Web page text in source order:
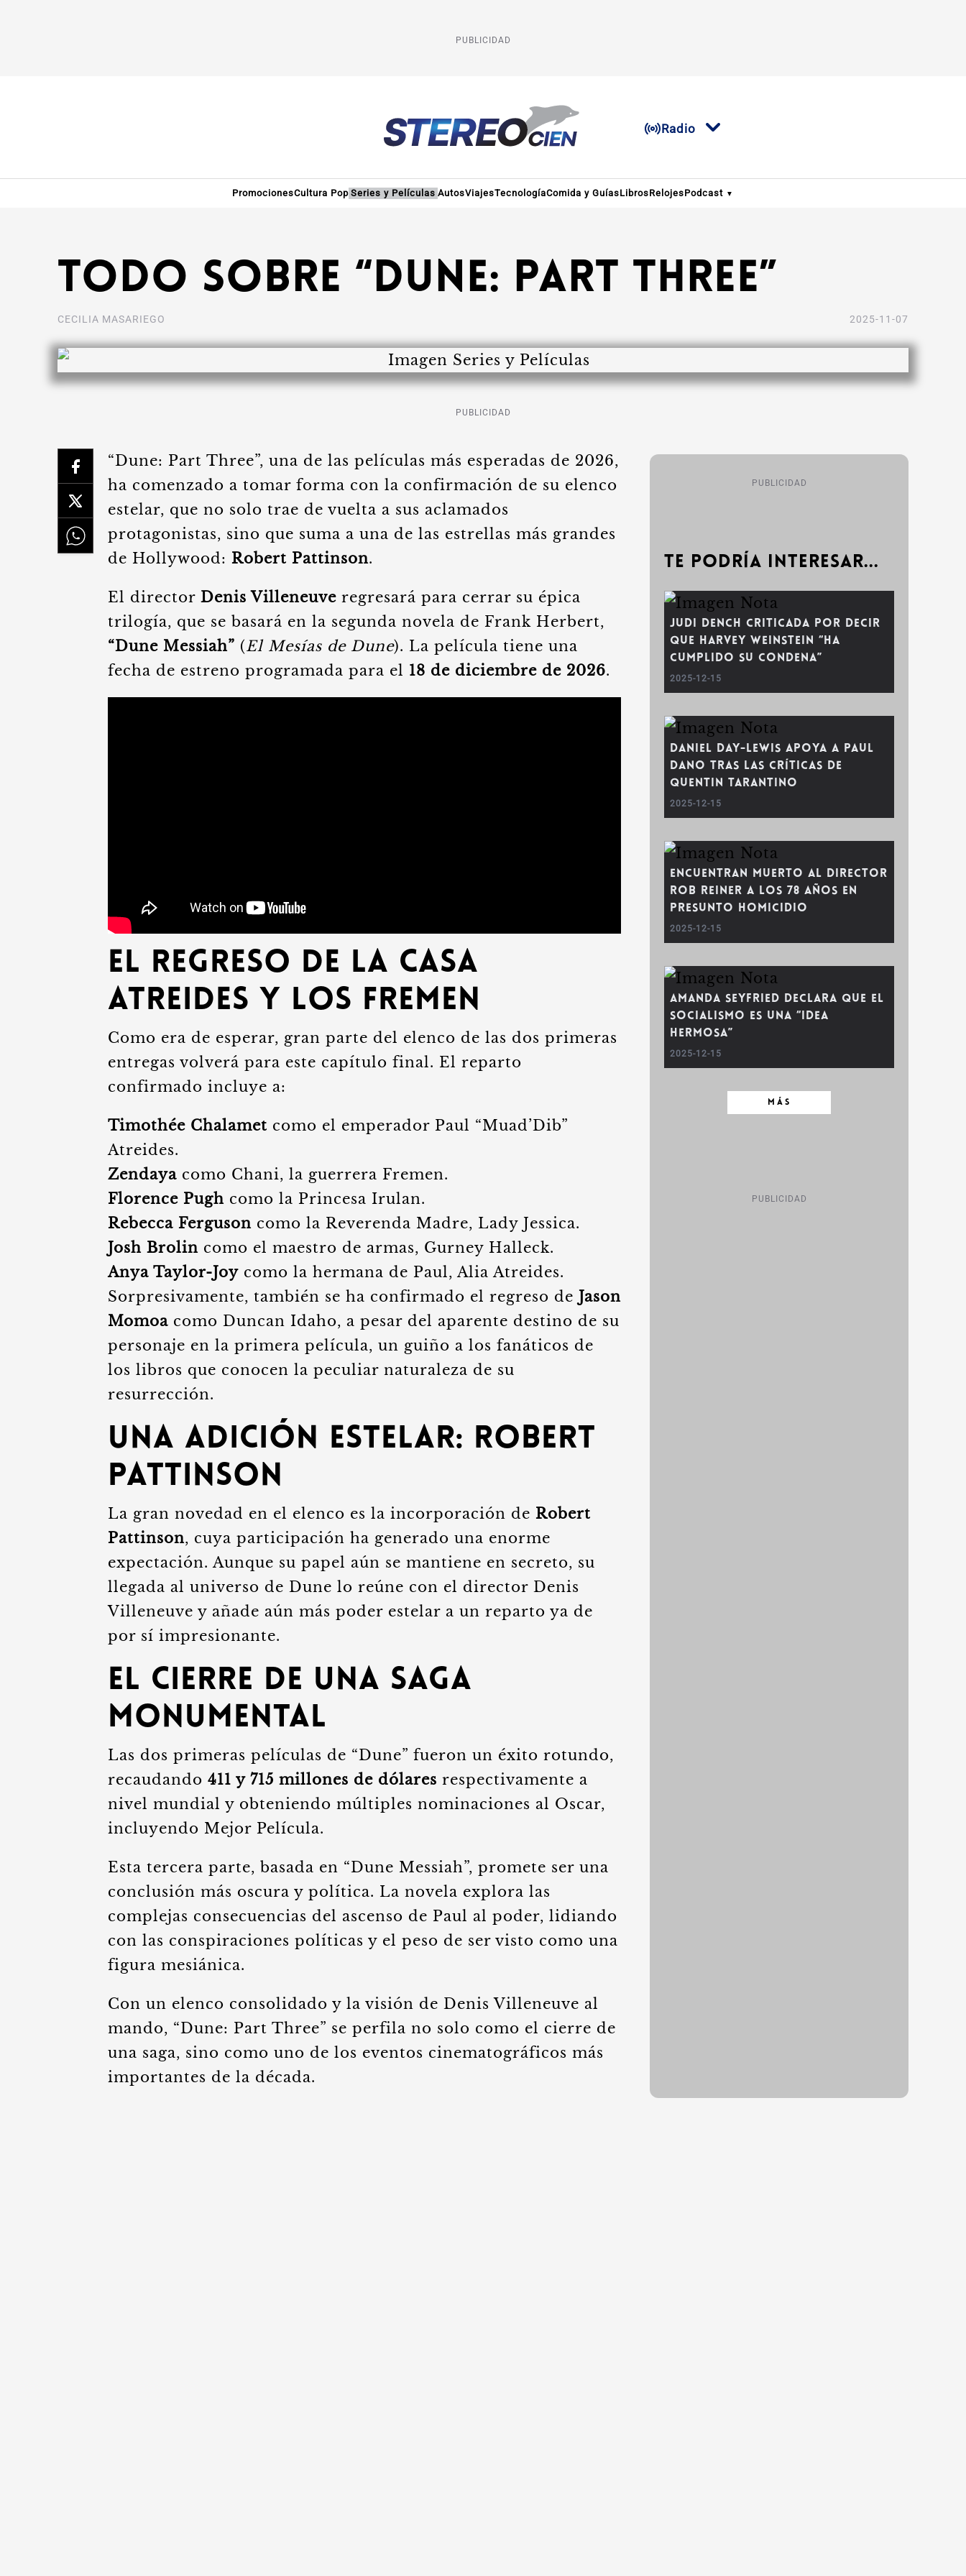
PUBLICIDAD
Radio
PromocionesCultura Pop Series y Películas AutosViajesTecnologíaComida y GuíasLibrosRelojesPodcast
Todo sobre “Dune: Part Three”
CECILIA MASARIEGO 2025-11-07
PUBLICIDAD
“Dune: Part Three”, una de las películas más esperadas de 2026,
ha comenzado a tomar forma con la confirmación de su elenco
estelar, que no solo trae de vuelta a sus aclamados
protagonistas, sino que suma a una de las estrellas más grandes
de Hollywood: Robert Pattinson.
El director Denis Villeneuve regresará para cerrar su épica
trilogía, que se basará en la segunda novela de Frank Herbert,
“Dune Messiah” (El Mesías de Dune). La película tiene una
fecha de estreno programada para el 18 de diciembre de 2026.
El Regreso de la Casa
Atreides y los Fremen
Como era de esperar, gran parte del elenco de las dos primeras
entregas volverá para este capítulo final. El reparto
confirmado incluye a:
Timothée Chalamet como el emperador Paul “Muad’Dib”
Atreides.
Zendaya como Chani, la guerrera Fremen.
Florence Pugh como la Princesa Irulan.
Rebecca Ferguson como la Reverenda Madre, Lady Jessica.
Josh Brolin como el maestro de armas, Gurney Halleck.
Anya Taylor-Joy como la hermana de Paul, Alia Atreides.
Sorpresivamente, también se ha confirmado el regreso de Jason
Momoa como Duncan Idaho, a pesar del aparente destino de su
personaje en la primera película, un guiño a los fanáticos de
los libros que conocen la peculiar naturaleza de su
resurrección.
Una Adición Estelar: Robert
Pattinson
La gran novedad en el elenco es la incorporación de Robert
Pattinson, cuya participación ha generado una enorme
expectación. Aunque su papel aún se mantiene en secreto, su
llegada al universo de Dune lo reúne con el director Denis
Villeneuve y añade aún más poder estelar a un reparto ya de
por sí impresionante.
El Cierre de una Saga
Monumental
Las dos primeras películas de “Dune” fueron un éxito rotundo,
recaudando 411 y 715 millones de dólares respectivamente a
nivel mundial y obteniendo múltiples nominaciones al Oscar,
incluyendo Mejor Película.
Esta tercera parte, basada en “Dune Messiah”, promete ser una
conclusión más oscura y política. La novela explora las
complejas consecuencias del ascenso de Paul al poder, lidiando
con las conspiraciones políticas y el peso de ser visto como una
figura mesiánica.
Con un elenco consolidado y la visión de Denis Villeneuve al
mando, “Dune: Part Three” se perfila no solo como el cierre de
una saga, sino como uno de los eventos cinematográficos más
importantes de la década.
PUBLICIDAD
Te podría interesar...
Judi Dench Criticada por Decir
que Harvey Weinstein “ha
Cumplido su Condena”
2025-12-15
Daniel Day-Lewis Apoya a Paul
Dano tras las Críticas de
Quentin Tarantino
2025-12-15
Encuentran Muerto al Director
Rob Reiner a los 78 Años en
Presunto Homicidio
2025-12-15
Amanda Seyfried Declara que el
Socialismo es una “Idea
Hermosa”
2025-12-15
MÁS
PUBLICIDAD